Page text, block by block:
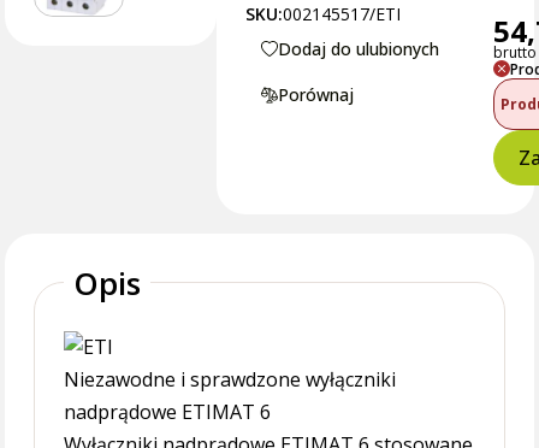
SKU:002145517/ETI
Dodaj do ulubionych
Porównaj
brutto
Opis
Niezawodne i sprawdzone wyłączniki
nadprądowe ETIMAT 6